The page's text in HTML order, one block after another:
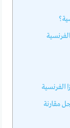
الفرنسية
مقارنة